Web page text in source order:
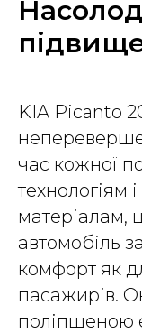
KIA Picanto
час кожної
технологіям
матеріалам,
автомобіль
комфорт як
пасажирів.
поліпшеною